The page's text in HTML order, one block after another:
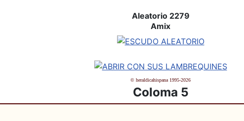
Aleatorio 2279
Amix
© heraldicahispana 1995-2026
Coloma 5